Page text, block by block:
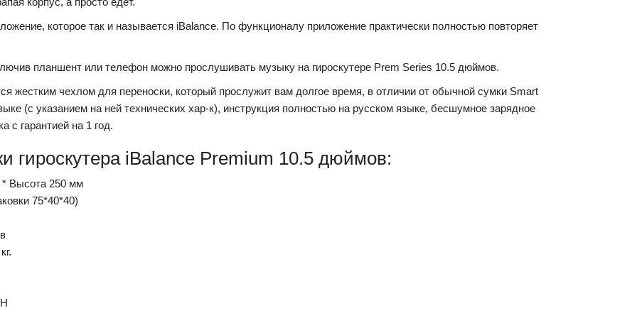
которое так и называется iBalance. По функционалу приложение практически полностью повторяет
планшент или телефон можно прослушивать музыку на гироскутере Prem Series 10.5 дюймов.
жестким чехлом для переноски, который прослужит вам долгое время, в отличии от обычной сумки Smart
(с указанием на ней технических хар-к), инструкция полностью на русском языке, бесшумное зарядное
с гарантией на 1 год.
гироскутера iBalance Premium 10.5 дюймов:
Высота 250 мм
75*40*40)